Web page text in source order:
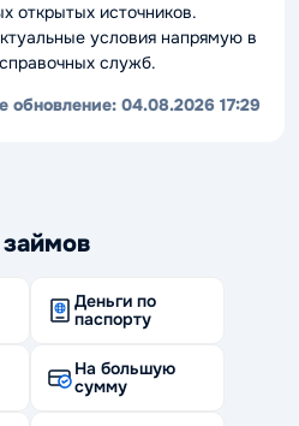
открытых источников.
условия напрямую в
служб.
обновление: 04.08.2026 17:29
Деньги по
паспорту
На большую
сумму